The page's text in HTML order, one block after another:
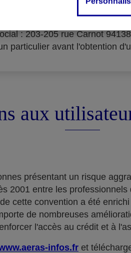
: AXA Banque Financement
: 203-205 rue Carnot
particulier avant l'obtention
aux
présentant un risque
2001 entre les
cette convention a été
de nombreuses
l'accès au crédit et à
infos.fr et